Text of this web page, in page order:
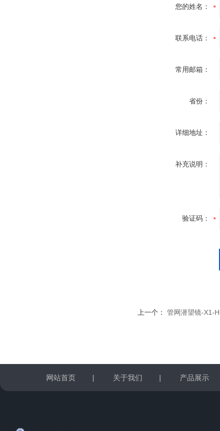
您的姓名：
联系电话：
常用邮箱：
省份：
详细地址：
补充说明：
验证码：
上一个： 管网潜望镜-X1-
网站首页 | 关于我们 | 产品展示